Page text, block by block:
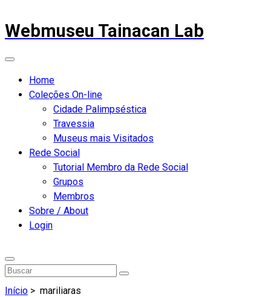
Webmuseu Tainacan Lab
Home
Coleções On-line
Cidade Palimpséstica
Travessia
Museus mais Visitados
Rede Social
Tutorial Membro da Rede Social
Grupos
Membros
Sobre / About
Login
Início > mariliaras